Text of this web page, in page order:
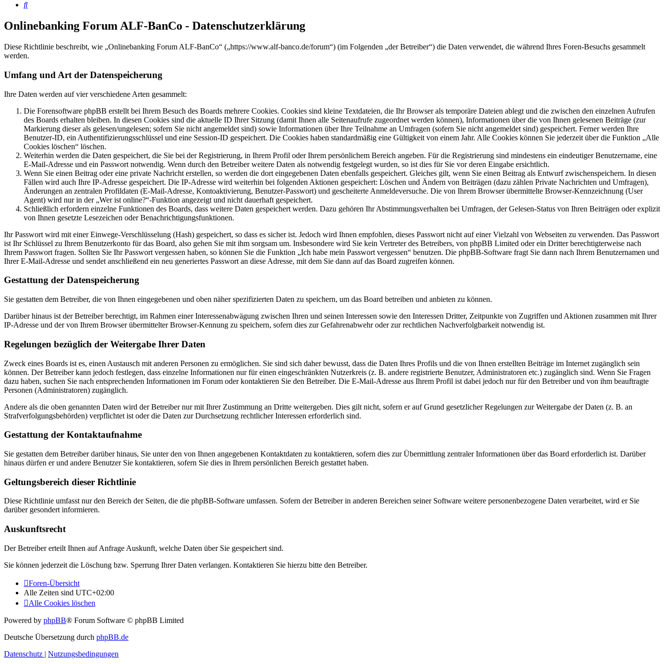
Suche
Onlinebanking Forum ALF-BanCo - Datenschutzerklärung
Diese Richtlinie beschreibt, wie „Onlinebanking Forum ALF-BanCo“ („https://www.alf-banco.de/forum“) (im Folgenden „der Betreiber“) die Daten verwendet, die während Ihres Foren-Besuchs gesammelt
werden.
Umfang und Art der Datenspeicherung
Ihre Daten werden auf vier verschiedene Arten gesammelt:
Die Forensoftware phpBB erstellt bei Ihrem Besuch des Boards mehrere Cookies. Cookies sind kleine Textdateien, die Ihr Browser als temporäre Dateien ablegt und die zwischen den einzelnen Aufrufen
des Boards erhalten bleiben. In diesen Cookies sind die aktuelle ID Ihrer Sitzung (damit Ihnen alle Seitenaufrufe zugeordnet werden können), Informationen über die von Ihnen gelesenen Beiträge (zur
Markierung dieser als gelesen/ungelesen; sofern Sie nicht angemeldet sind) sowie Informationen über Ihre Teilnahme an Umfragen (sofern Sie nicht angemeldet sind) gespeichert. Ferner werden Ihre
Benutzer-ID, ein Authentifizierungsschlüssel und eine Session-ID gespeichert. Die Cookies haben standardmäßig eine Gültigkeit von einem Jahr. Alle Cookies können Sie jederzeit über die Funktion „Alle
Cookies löschen“ löschen.
Weiterhin werden die Daten gespeichert, die Sie bei der Registrierung, in Ihrem Profil oder Ihrem persönlichem Bereich angeben. Für die Registrierung sind mindestens ein eindeutiger Benutzername, eine
E-Mail-Adresse und ein Passwort notwendig. Wenn durch den Betreiber weitere Daten als notwendig festgelegt wurden, so ist dies für Sie vor deren Eingabe ersichtlich.
Wenn Sie einen Beitrag oder eine private Nachricht erstellen, so werden die dort eingegebenen Daten ebenfalls gespeichert. Gleiches gilt, wenn Sie einen Beitrag als Entwurf zwischenspeichern. In diesen
Fällen wird auch Ihre IP-Adresse gespeichert. Die IP-Adresse wird weiterhin bei folgenden Aktionen gespeichert: Löschen und Ändern von Beiträgen (dazu zählen Private Nachrichten und Umfragen),
Änderungen an zentralen Profildaten (E-Mail-Adresse, Kontoaktivierung, Benutzer-Passwort) und gescheiterte Anmeldeversuche. Die von Ihrem Browser übermittelte Browser-Kennzeichnung (User
Agent) wird nur in der „Wer ist online?“-Funktion angezeigt und nicht dauerhaft gespeichert.
Schließlich erfordern einzelne Funktionen des Boards, dass weitere Daten gespeichert werden. Dazu gehören Ihr Abstimmungsverhalten bei Umfragen, der Gelesen-Status von Ihren Beiträgen oder explizit
von Ihnen gesetzte Lesezeichen oder Benachrichtigungsfunktionen.
Ihr Passwort wird mit einer Einwege-Verschlüsselung (Hash) gespeichert, so dass es sicher ist. Jedoch wird Ihnen empfohlen, dieses Passwort nicht auf einer Vielzahl von Webseiten zu verwenden. Das Passwort
ist Ihr Schlüssel zu Ihrem Benutzerkonto für das Board, also gehen Sie mit ihm sorgsam um. Insbesondere wird Sie kein Vertreter des Betreibers, von phpBB Limited oder ein Dritter berechtigterweise nach
Ihrem Passwort fragen. Sollten Sie Ihr Passwort vergessen haben, so können Sie die Funktion „Ich habe mein Passwort vergessen“ benutzen. Die phpBB-Software fragt Sie dann nach Ihrem Benutzernamen und
Ihrer E-Mail-Adresse und sendet anschließend ein neu generiertes Passwort an diese Adresse, mit dem Sie dann auf das Board zugreifen können.
Gestattung der Datenspeicherung
Sie gestatten dem Betreiber, die von Ihnen eingegebenen und oben näher spezifizierten Daten zu speichern, um das Board betreiben und anbieten zu können.
Darüber hinaus ist der Betreiber berechtigt, im Rahmen einer Interessenabwägung zwischen Ihren und seinen Interessen sowie den Interessen Dritter, Zeitpunkte von Zugriffen und Aktionen zusammen mit Ihrer
IP-Adresse und der von Ihrem Browser übermittelter Browser-Kennung zu speichern, sofern dies zur Gefahrenabwehr oder zur rechtlichen Nachverfolgbarkeit notwendig ist.
Regelungen bezüglich der Weitergabe Ihrer Daten
Zweck eines Boards ist es, einen Austausch mit anderen Personen zu ermöglichen. Sie sind sich daher bewusst, dass die Daten Ihres Profils und die von Ihnen erstellten Beiträge im Internet zugänglich sein
können. Der Betreiber kann jedoch festlegen, dass einzelne Informationen nur für einen eingeschränkten Nutzerkreis (z. B. andere registrierte Benutzer, Administratoren etc.) zugänglich sind. Wenn Sie Fragen
dazu haben, suchen Sie nach entsprechenden Informationen im Forum oder kontaktieren Sie den Betreiber. Die E-Mail-Adresse aus Ihrem Profil ist dabei jedoch nur für den Betreiber und von ihm beauftragte
Personen (Administratoren) zugänglich.
Andere als die oben genannten Daten wird der Betreiber nur mit Ihrer Zustimmung an Dritte weitergeben. Dies gilt nicht, sofern er auf Grund gesetzlicher Regelungen zur Weitergabe der Daten (z. B. an
Strafverfolgungsbehörden) verpflichtet ist oder die Daten zur Durchsetzung rechtlicher Interessen erforderlich sind.
Gestattung der Kontaktaufnahme
Sie gestatten dem Betreiber darüber hinaus, Sie unter den von Ihnen angegebenen Kontaktdaten zu kontaktieren, sofern dies zur Übermittlung zentraler Informationen über das Board erforderlich ist. Darüber
hinaus dürfen er und andere Benutzer Sie kontaktieren, sofern Sie dies in Ihrem persönlichen Bereich gestattet haben.
Geltungsbereich dieser Richtlinie
Diese Richtlinie umfasst nur den Bereich der Seiten, die die phpBB-Software umfassen. Sofern der Betreiber in anderen Bereichen seiner Software weitere personenbezogene Daten verarbeitet, wird er Sie
darüber gesondert informieren.
Auskunftsrecht
Der Betreiber erteilt Ihnen auf Anfrage Auskunft, welche Daten über Sie gespeichert sind.
Sie können jederzeit die Löschung bzw. Sperrung Ihrer Daten verlangen. Kontaktieren Sie hierzu bitte den Betreiber.
Foren-Übersicht
Alle Zeiten sind UTC+02:00
Alle Cookies löschen
Powered by phpBB® Forum Software © phpBB Limited
Deutsche Übersetzung durch phpBB.de
Datenschutz | Nutzungsbedingungen